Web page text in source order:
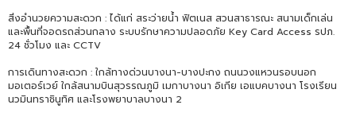
สิ่งอำนวยความสะดวก : ได้แก่ สระว่ายน้ำ ฟิตเนส สวนสาธารณะ สนามเด็กเล่น
และพื้นที่จอดรถส่วนกลาง ระบบรักษาความปลอดภัย Key Card Access รปภ.
24 ชั่วโมง และ CCTV
การเดินทางสะดวก : ใกล้ทางด่วนบางนา-บางปะกง ถนนวงแหวนรอบนอก
มอเตอร์เวย์ ใกล้สนามบินสุวรรณภูมิ เมกาบางนา อิเกีย เอแบคบางนา โรงเรียน
นวมินทราชินูทิศ และโรงพยาบาลบางนา 2